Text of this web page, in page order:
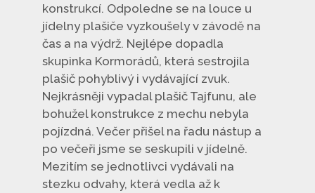
konstrukcí. Odpoledne se na louce u
jídelny plašiče vyzkoušely v závodě na
čas a na výdrž. Nejlépe dopadla
skupinka Kormorádů, která sestrojila
plašič pohyblivý i vydávající zvuk.
Nejkrásněji vypadal plašič Tajfunu, ale
bohužel konstrukce z mechu nebyla
pojízdná. Večer přišel na řadu nástup a
po večeři jsme se seskupili v jídelně.
Mezitím se jednotlivci vydávali na
stezku odvahy, která vedla až k